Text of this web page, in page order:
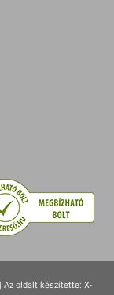
Az oldalt készítette: X-